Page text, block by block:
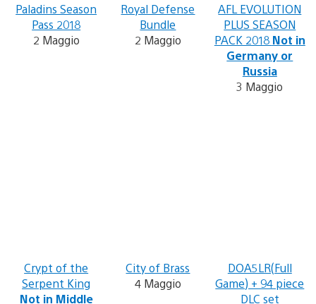
Paladins Season
Pass 2018
2 Maggio
Royal Defense
Bundle
2 Maggio
AFL EVOLUTION
PLUS SEASON
PACK 2018 Not in
Germany or
Russia
3 Maggio
Crypt of the
Serpent King
Not in Middle
City of Brass
4 Maggio
DOA5LR(Full
Game) + 94 piece
DLC set